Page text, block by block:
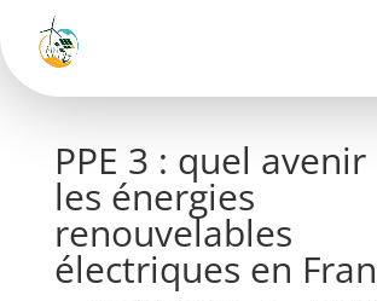
PPE 3 : quel
les énergies
renouvelables
électriques en